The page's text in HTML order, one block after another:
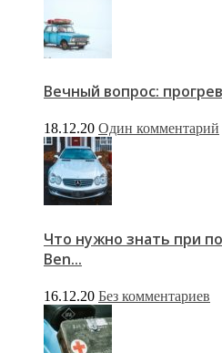
Вечный вопрос:
18.12.20 Один комментарий
Что нужно знать при
Ben...
16.12.20 Без комментариев